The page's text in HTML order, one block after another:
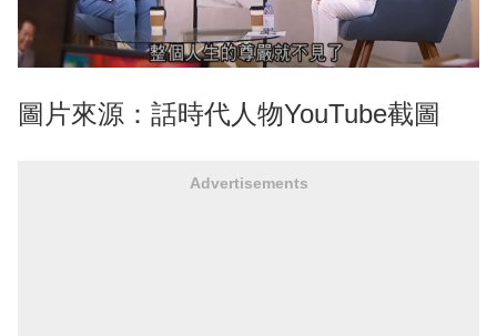
圖片來源：話時代人物YouTube截圖
Advertisements